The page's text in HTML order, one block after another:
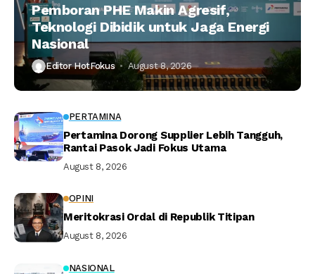
Pemboran PHE Makin Agresif,
Teknologi Dibidik untuk Jaga Energi
Nasional
Editor HotFokus August 8, 2026
PERTAMINA
Pertamina Dorong Supplier Lebih Tangguh,
Rantai Pasok Jadi Fokus Utama
August 8, 2026
OPINI
Meritokrasi Ordal di Republik Titipan
August 8, 2026
NASIONAL